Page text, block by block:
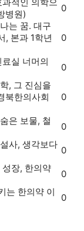
병원)
0
는 꿈. 대구
, 본과 1학년
0
실 너머의
0
, 그 진심을
북한의사회
0
은 보물, 철
0
사, 생각보다
0
장, 한의약
0
는 한의약 이
0